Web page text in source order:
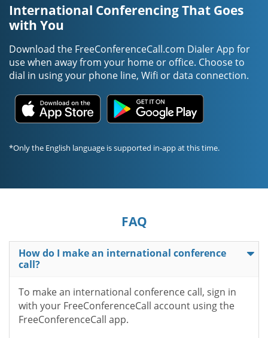
International Conferencing That Goes
with You
Download the FreeConferenceCall.com Dialer App for
use when away from your home or office. Choose to
dial in using your phone line, Wifi or data connection.
*Only the English language is supported in-app at this time.
FAQ
How do I make an international conference
call?
To make an international conference call, sign in
with your FreeConferenceCall account using the
FreeConferenceCall app.